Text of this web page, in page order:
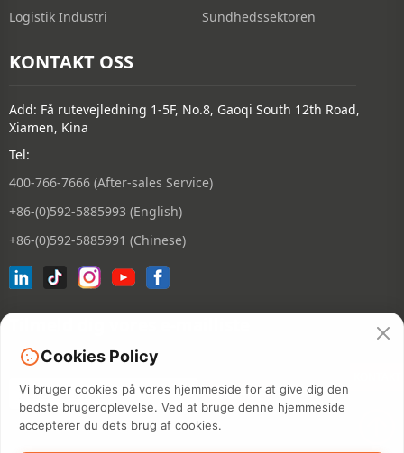
Logistik Industri
Sundhedssektoren
KONTAKT OSS
Add: Få rutevejledning 1-5F, No.8, Gaoqi South 12th Road,
Xiamen, Kina
Tel:
400-766-7666 (After-sales Service)
+86-(0)592-5885993 (English)
+86-(0)592-5885991 (Chinese)
Cookies Policy
Vi bruger cookies på vores hjemmeside for at give dig den
bedste brugeroplevelse. Ved at bruge denne hjemmeside
accepterer du dets brug af cookies.